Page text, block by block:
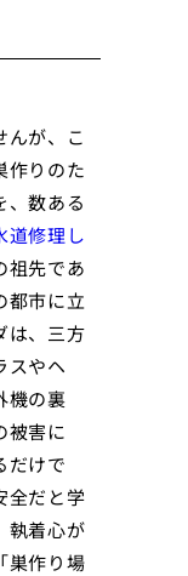
んが、こ
作りのた
、数ある
道修理し
祖先であ
都市に立
は、三方
スやヘ
機の裏
被害に
だけで
全だと学
執着心が
巣作り場